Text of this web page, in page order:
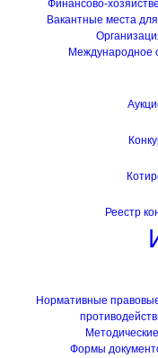
Финансово-
Вакантные места
Международное
Реестр
Нормативные
Формы